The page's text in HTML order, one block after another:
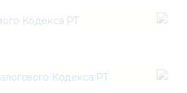
Кодекса РТ
Кодекса РТ